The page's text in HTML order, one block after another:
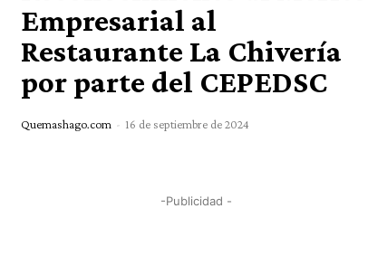
Empresarial al
Restaurante La Chivería
por parte del CEPEDSC
Quemashago.com - 16 de septiembre de 2024
-Publicidad -